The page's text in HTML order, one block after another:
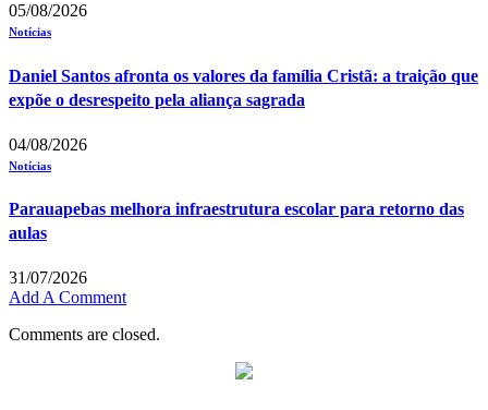
05/08/2026
Notícias
Daniel Santos afronta os valores da família Cristã: a traição que
expõe o desrespeito pela aliança sagrada
04/08/2026
Notícias
Parauapebas melhora infraestrutura escolar para retorno das
aulas
31/07/2026
Add A Comment
Comments are closed.